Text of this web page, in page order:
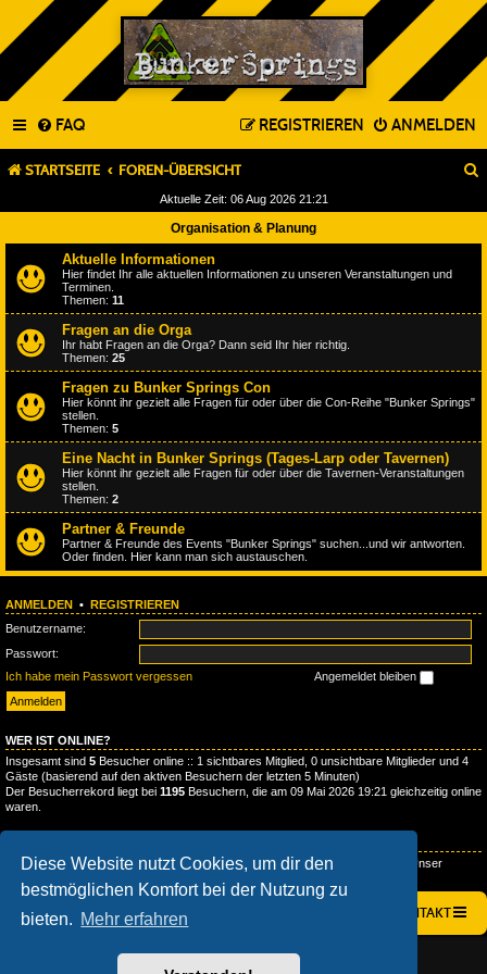
Diese Website nutzt Cookies, um dir den
bestmöglichen Komfort bei der Nutzung zu
bieten. Mehr erfahren
FAQ ANMELDEN
REGISTRIEREN
STARTSEITE FOREN-ÜBERSICHT
Aktuelle Zeit: 06 Aug 2026 21:21
Organisation & Planung
Aktuelle Informationen
Hier findet Ihr alle aktuellen Informationen zu unseren Veranstaltungen und
Terminen.
Themen: 11
Fragen an die Orga
Ihr habt Fragen an die Orga? Dann seid Ihr hier richtig.
Themen: 25
Fragen zu Bunker Springs Con
Hier könnt ihr gezielt alle Fragen für oder über die Con-Reihe "Bunker Springs"
stellen.
Themen: 5
Eine Nacht in Bunker Springs (Tages-Larp oder Tavernen)
Hier könnt ihr gezielt alle Fragen für oder über die Tavernen-Veranstaltungen
stellen.
Themen: 2
Partner & Freunde
Partner & Freunde des Events "Bunker Springs" suchen...und wir antworten.
Oder finden. Hier kann man sich austauschen.
ANMELDEN • REGISTRIEREN
Benutzername:
Passwort:
Ich habe mein Passwort vergessen
Angemeldet bleiben
WER IST ONLINE?
Insgesamt sind 5 Besucher online :: 1 sichtbares Mitglied, 0 unsichtbare Mitglieder und 4
Gäste (basierend auf den aktiven Besuchern der letzten 5 Minuten)
Der Besucherrekord liegt bei 1195 Besuchern, die am 09 Mai 2026 19:21 gleichzeitig online
waren.
Beiträge insgesamt300• Themen insgesamt 95 • Mitglieder insgesamt
• Unser
STARTSEITE FOREN-ÜBERSICHT KONTAKT
POWERED BYPHPBB ® FORUM SOFTWARE © PHPBB LIMITED